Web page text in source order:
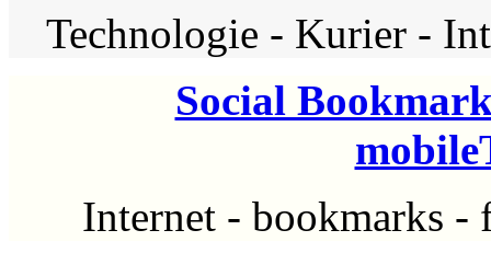
Technologie - Kurier-
Social
Internet - bookmarks -